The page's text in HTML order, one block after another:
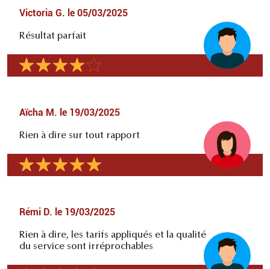
Victoria G. le 05/03/2025
Résultat parfait
Aïcha M. le 19/03/2025
Rien à dire sur tout rapport
Rémi D. le 19/03/2025
Rien à dire, les tarifs appliqués et la qualité
du service sont irréprochables